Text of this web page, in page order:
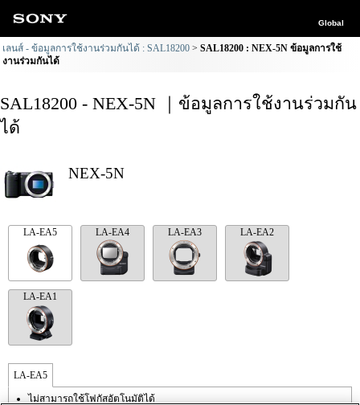
Global
เลนส์ - ข้อมูลการใช้งานร่วมกันได้ : SAL18200
SAL18200 : NEX-5N ข้อมูลการใช้
งานร่วมกันได้
SAL18200 - NEX-5N ｜ข้อมูลการใช้งานร่วมกัน
ได้
NEX-5N
LA-EA5 LA-EA4 LA-EA3 LA-EA2
LA-EA1
LA-EA5
ไม่สามารถใช้โฟกัสอัตโนมัติได้